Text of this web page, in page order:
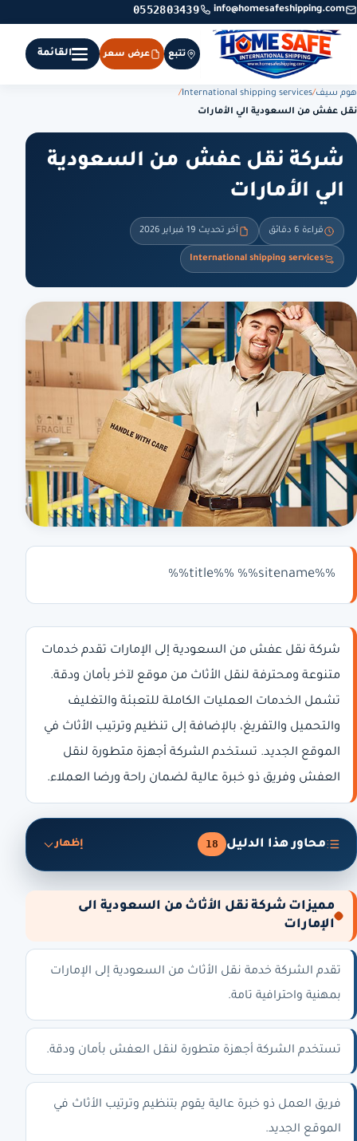
info@homesafeshipping.com
0552803439
تتبع عرض سعر القائمة
هوم سيف/
International shipping services
/
نقل عفش من السعودية الي الأمارات
شركة نقل عفش من السعودية
الي الأمارات
قراءة 6 دقائق آخر تحديث 19 فبراير 2026
International shipping services
%%title%% %%sitename%%
شركة نقل عفش من السعودية إلى الإمارات تقدم خدمات
متنوعة ومحترفة لنقل الأثاث من موقع لآخر بأمان ودقة.
تشمل الخدمات العمليات الكاملة للتعبئة والتغليف
والتحميل والتفريغ، بالإضافة إلى تنظيم وترتيب الأثاث في
الموقع الجديد. تستخدم الشركة أجهزة متطورة لنقل
العفش وفريق ذو خبرة عالية لضمان راحة ورضا العملاء.
محاور هذا الدليل 18 إظهار
مميزات شركة نقل الأثاث من السعودية الى
الإمارات
تقدم الشركة خدمة نقل الأثاث من السعودية إلى الإمارات
بمهنية واحترافية تامة.
تستخدم الشركة أجهزة متطورة لنقل العفش بأمان ودقة.
فريق العمل ذو خبرة عالية يقوم بتنظيم وترتيب الأثاث في
الموقع الجديد.